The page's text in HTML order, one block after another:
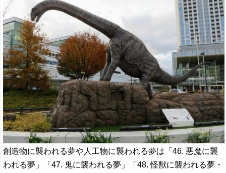
創造物に襲われる夢や人工物に襲われる夢は「46. 悪魔に襲
われる夢」「47. 鬼に襲われる夢」「48. 怪獣に襲われる夢・